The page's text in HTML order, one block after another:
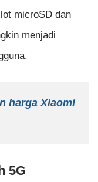
microSD dan
menjadi
harga Xiaomi
5G